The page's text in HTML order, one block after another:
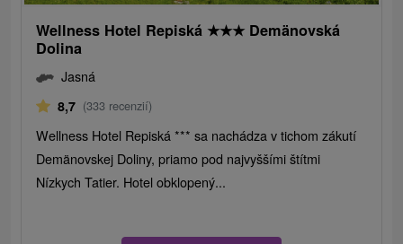
Wellness Hotel Repiská ★★★ Demänovská
Dolina
Jasná
8,7 (333 recenzií)
Wellness Hotel Repiská *** sa nachádza v tichom zákutí
Demänovskej Doliny, priamo pod najvyššími štítmi
Nízkych Tatier. Hotel obklopený...